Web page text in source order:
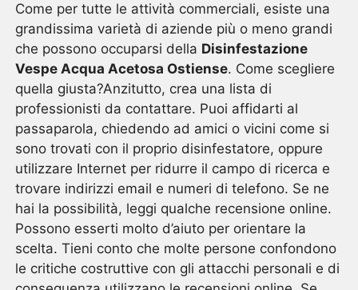
Come per tutte le attività commerciali, esiste una
grandissima varietà di aziende più o meno grandi
che possono occuparsi della Disinfestazione
Vespe Acqua Acetosa Ostiense. Come scegliere
quella giusta?Anzitutto, crea una lista di
professionisti da contattare. Puoi affidarti al
passaparola, chiedendo ad amici o vicini come si
sono trovati con il proprio disinfestatore, oppure
utilizzare Internet per ridurre il campo di ricerca e
trovare indirizzi email e numeri di telefono. Se ne
hai la possibilità, leggi qualche recensione online.
Possono esserti molto d’aiuto per orientare la
scelta. Tieni conto che molte persone confondono
le critiche costruttive con gli attacchi personali e di